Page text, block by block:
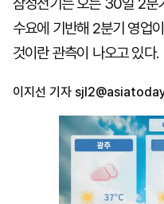
수요에 기반해 2분기 영업
것이란 관측이 나오고 있다.
이지선 기자